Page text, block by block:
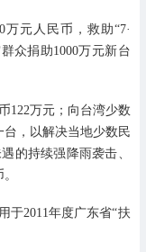
元人民币，救助“7·
众捐助1000万元新台
万元；向台湾少数
台，以解决当地少数民
的持续强降雨袭击、
2011年度广东省“扶